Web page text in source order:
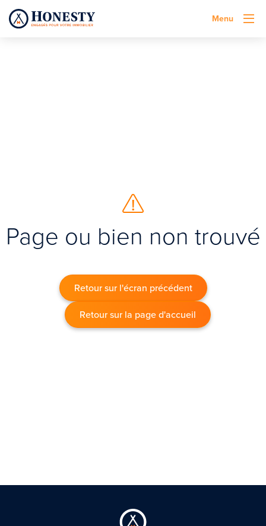
Menu
Page ou bien non trouvé
Retour sur l'écran précédent
Retour sur la page d'accueil